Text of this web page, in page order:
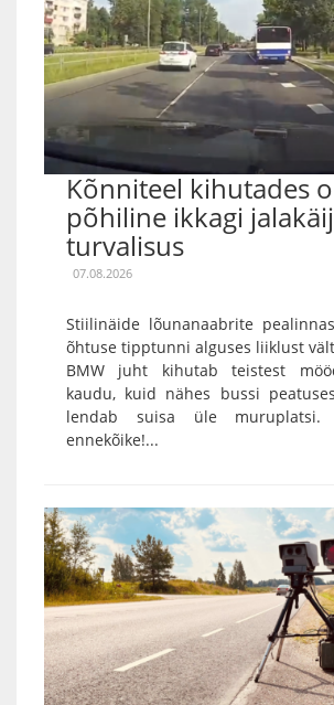
Kõnniteel kihutades
põhiline ikkagi
turvalisus
07.08.2026
Stiilinäide lõunanaabrite
õhtuse tipptunni alguses liiklust
BMW juht kihutab teistest
kaudu, kuid nähes bussi
lendab suisa üle
ennekõike!...